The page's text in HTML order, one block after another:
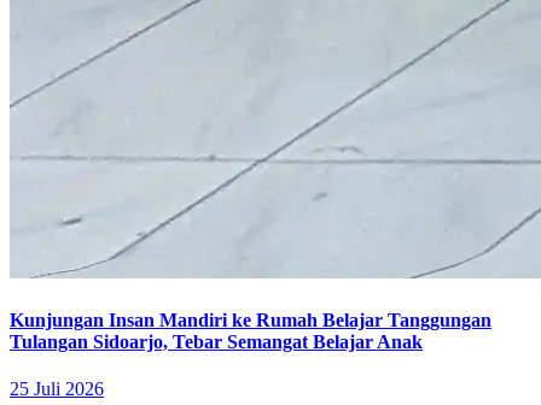
Kunjungan Insan Mandiri ke Rumah Belajar Tanggungan
Tulangan Sidoarjo, Tebar Semangat Belajar Anak
25 Juli 2026